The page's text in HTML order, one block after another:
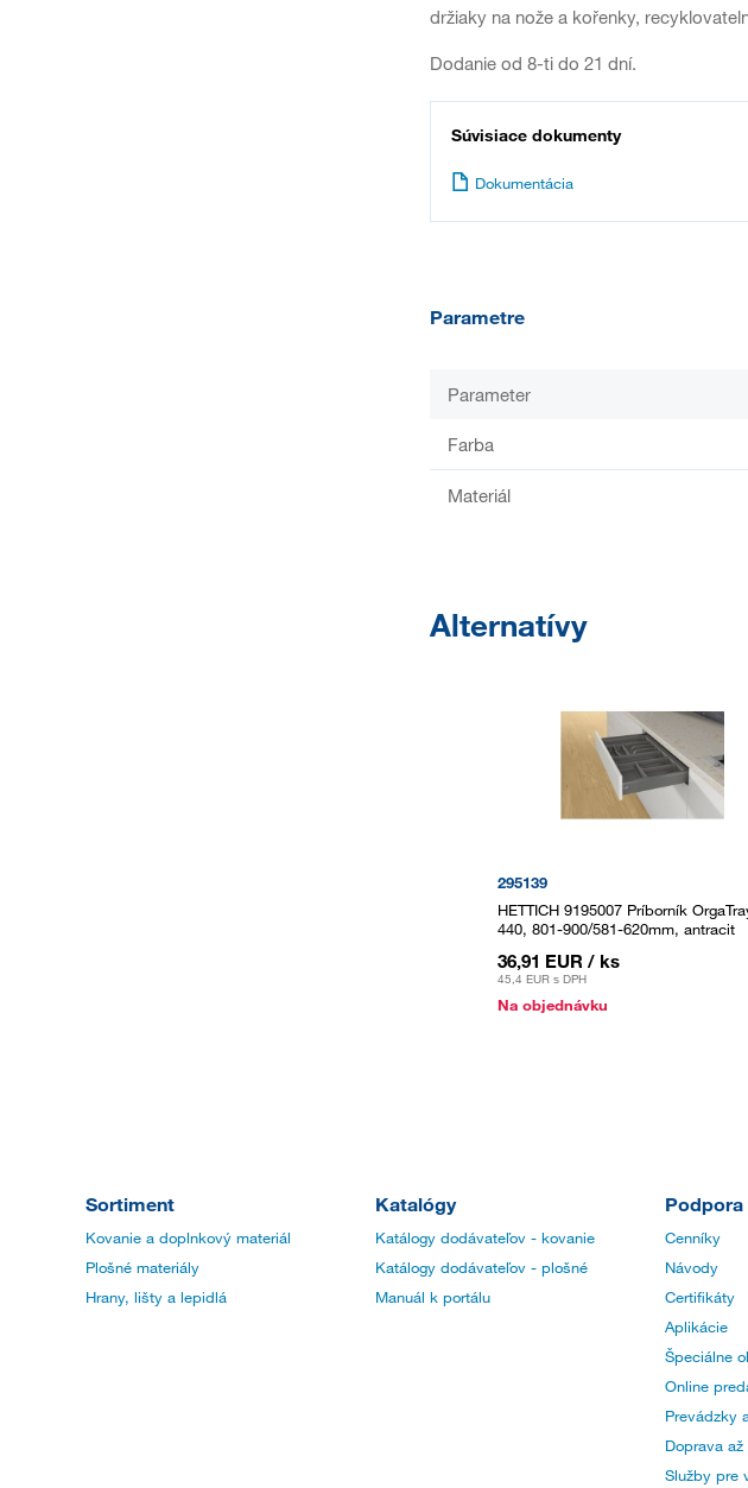
držiaky na nože a kořenky,
Dodanie od 8-ti do 21 dní.
Súvisiace dokumenty
Dokumentácia
Parametre
Parameter
Farba
Materiál
Alternatívy
295139
HETTICH 9195007 Príborník
440, 801-900/581-620mm, antracit
36,91 EUR / ks
45,4 EUR s DPH
Na objednávku
Sortiment
Kovanie a doplnkový materiál
Plošné materiály
Hrany, lišty a lepidlá
Katalógy
Katálogy dodávateľov - kovanie
Katálogy dodávateľov - plošné
Manuál k portálu
Podpora
Cenníky
Návody
Certifikáty
Aplikácie
Špeciálne
Online
Prevádzky
Doprava
Služby pre